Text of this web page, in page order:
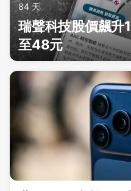
84 天
瑞聲科技股價飆升
至48元